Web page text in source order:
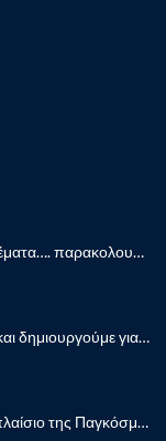
Τα πρώτα μας podcasts για περιβαλλοντικά θέματα…. παρακολουθήστε μας…
Γιορτή Λήξης Σχολικού Έτους: «Τραγουδάμε και δημιουργούμε για την ειρήνη!”
Ενδοσχολικός διαγωνισμός ζωγραφικής στο πλαίσιο της Παγκόσμιας Ημέρας Παιδικού Βιβλίου